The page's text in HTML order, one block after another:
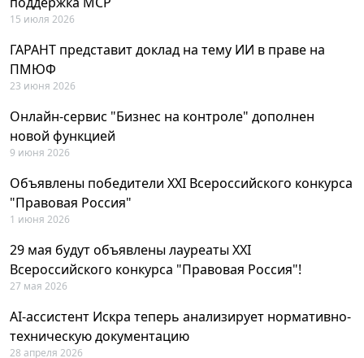
15 июля 2026
ГАРАНТ представит доклад на тему ИИ в праве на
ПМЮФ
23 июня 2026
Онлайн-сервис "Бизнес на контроле" дополнен
новой функцией
9 июня 2026
Объявлены победители XXI Всероссийского конкурса
"Правовая Россия"
1 июня 2026
29 мая будут объявлены лауреаты XXI
Всероссийского конкурса "Правовая Россия"!
27 мая 2026
AI-ассистент Искра теперь анализирует нормативно-
техническую документацию
28 апреля 2026